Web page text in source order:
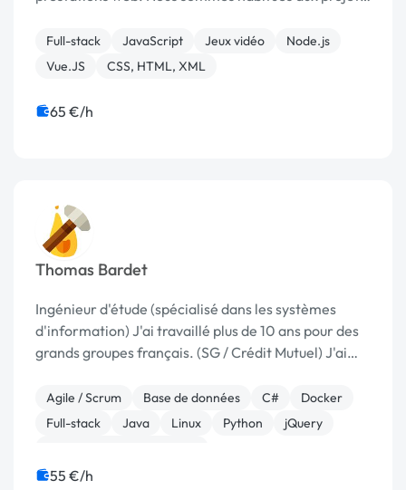
natif, nous n’utilisons généralement pas de
framework...
Full-stack JavaScript Jeux vidéo
Node.js
Vue.JS
CSS, HTML, XML
65 €/h
Thomas Bardet
Ingénieur d'étude (spécialisé dans les systèmes
d'information) J'ai travaillé plus de 10 ans pour des
grands groupes français. (SG / Crédit Mutuel) J'ai
le monde de l'assurance. Aujourd'hui j'a...
Agile / Scrum Base de données C#
Docker
Full-stack
Java Linux Python
jQuery
55 €/h